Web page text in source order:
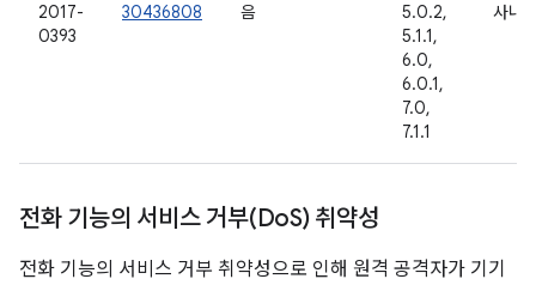
2017-
0393
30436808
음
5.0.2,
5.1.1,
6.0,
6.0.1,
7.0,
7.1.1
사내
전화 기능의 서비스 거부(DoS) 취약성
전화 기능의 서비스 거부 취약성으로 인해 원격 공격자가 기기